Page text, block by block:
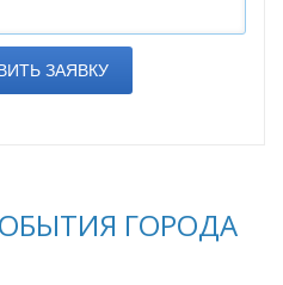
ЗАЯВКУ
ГОРОДА